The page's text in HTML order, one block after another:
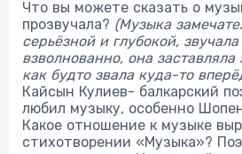
Что вы можете сказать о
прозвучала? (Музыка
серьёзной и глубокой,
взволнованно, она заставляла
как будто звала куда-то
Кайсын Кулиев- балкарский
любил музыку, особенно
Какое отношение к музыке
стихотворении «Музыка»?